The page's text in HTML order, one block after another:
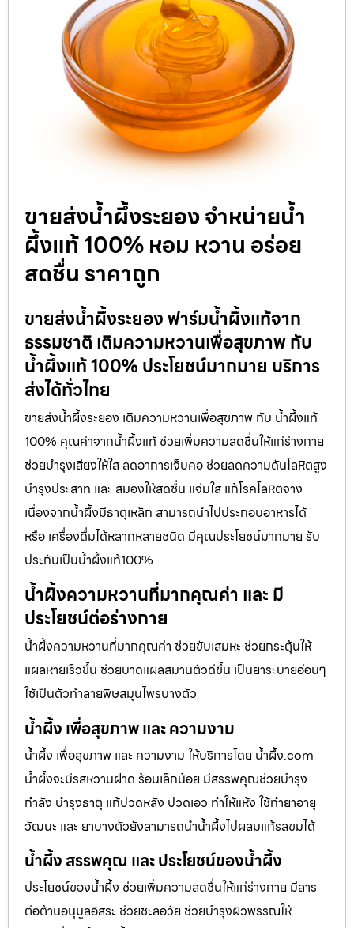
ขายส่งน้ำผึ้งระยอง จำหน่ายน้ำ
ผึ้งแท้ 100% หอม หวาน อร่อย
สดชื่น ราคาถูก
ขายส่งน้ำผึ้งระยอง ฟาร์มน้ำผึ้งแท้จาก
ธรรมชาติ เติมความหวานเพื่อสุขภาพ กับ
น้ำผึ้งแท้ 100% ประโยชน์มากมาย บริการ
ส่งได้ทั่วไทย
ขายส่งน้ำผึ้งระยอง เติมความหวานเพื่อสุขภาพ กับ น้ำผึ้งแท้
100% คุณค่าจากน้ำผึ้งแท้ ช่วยเพิ่มความสดชื่นให้แก่ร่างกาย
ช่วยบำรุงเสียงให้ใส ลดอาการเจ็บคอ ช่วยลดความดันโลหิตสูง
บำรุงประสาท และ สมองให้สดชื่น แจ่มใส แก้โรคโลหิตจาง
เนื่องจากน้ำผึ้งมีธาตุเหล็ก สามารถนำไปประกอบอาหารได้
หรือ เครื่องดื่มได้หลากหลายชนิด มีคุณประโยชน์มากมาย รับ
ประกันเป็นน้ำผึ้งแท้100%
น้ำผึ้งความหวานที่มากคุณค่า และ มี
ประโยชน์ต่อร่างกาย
น้ำผึ้งความหวานที่มากคุณค่า ช่วยขับเสมหะ ช่วยกระตุ้นให้
แผลหายเร็วขึ้น ช่วยบาดแผลสมานตัวดีขึ้น เป็นยาระบายอ่อนๆ
ใช้เป็นตัวทำลายพิษสมุนไพรบางตัว
น้ำผึ้ง เพื่อสุขภาพ และ ความงาม
น้ำผึ้ง เพื่อสุขภาพ และ ความงาม ให้บริการโดย น้ำผึ้ง.com
น้ำผึ้งจะมีรสหวานฝาด ร้อนเล็กน้อย มีสรรพคุณช่วยบำรุง
กำลัง บำรุงธาตุ แก้ปวดหลัง ปวดเอว ทำให้แห้ง ใช้ทำยาอายุ
วัฒนะ และ ยาบางตัวยังสามารถนำน้ำผึ้งไปผสมแก้รสขมได้
น้ำผึ้ง สรรพคุณ และ ประโยชน์ของน้ำผึ้ง
ประโยชน์ของน้ำผึ้ง ช่วยเพิ่มความสดชื่นให้แก่ร่างกาย มีสาร
ต่อต้านอนุมูลอิสระ ช่วยชะลอวัย ช่วยบำรุงผิวพรรณให้